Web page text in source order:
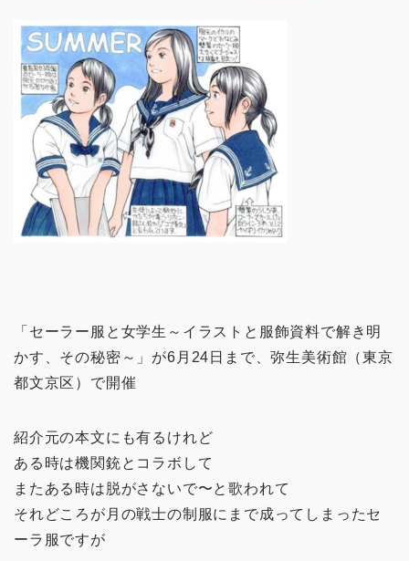
「セーラー服と女学生～イラストと服飾資料で解き明
かす、その秘密～」が6月24日まで、弥生美術館（東京
都文京区）で開催
紹介元の本文にも有るけれど
ある時は機関銃とコラボして
またある時は脱がさないで〜と歌われて
それどころが月の戦士の制服にまで成ってしまったセ
ーラ服ですが